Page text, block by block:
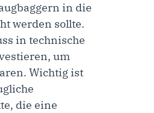
in die
werden sollte.
in technische
um
Wichtig ist
die eine